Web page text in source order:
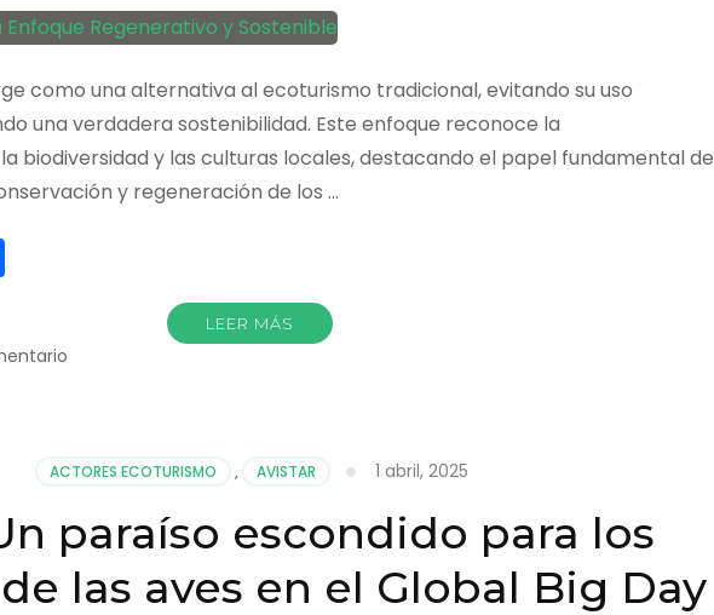
como una alternativa al ecoturismo tradicional, evitando su uso
una verdadera sostenibilidad. Este enfoque reconoce la
biodiversidad y las culturas locales, destacando el papel fundamental de
y regeneración de los …
LEER MÁS
Regenerativo
Sostenible
ACTORES ECOTURISMO , AVISTAR 1 abril, 2025
paraíso escondido para los
las aves en el Global Big Day